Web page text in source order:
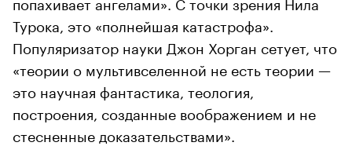
Турока, это «полнейшая катастрофа».
Популяризатор науки Джон Хорган сетует, что
«теории о мультивселенной не есть теории —
это научная фантастика, теология,
построения, созданные воображением и не
стесненные доказательствами».